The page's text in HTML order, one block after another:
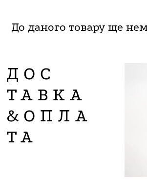
До даного товару ще
ДОС
ТАВКА
&ОПЛА
ТА